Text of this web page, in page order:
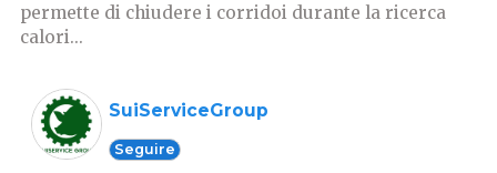
permette di chiudere i corridoi durante la ricerca
calori...
SuiServiceGroup
Seguire